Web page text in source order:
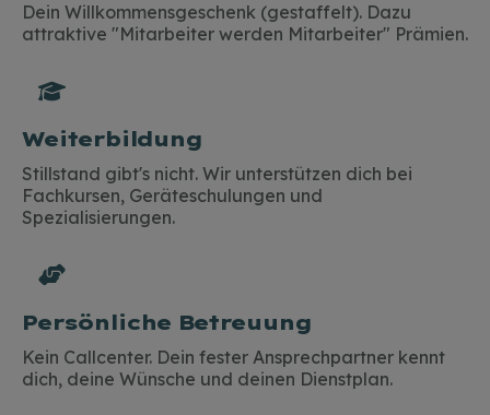
Dein Willkommensgeschenk (gestaffelt). Dazu
attraktive "Mitarbeiter werden Mitarbeiter" Prämien.
Weiterbildung
Stillstand gibt's nicht. Wir unterstützen dich bei
Fachkursen, Geräteschulungen und
Spezialisierungen.
Persönliche Betreuung
Kein Callcenter. Dein fester Ansprechpartner kennt
dich, deine Wünsche und deinen Dienstplan.